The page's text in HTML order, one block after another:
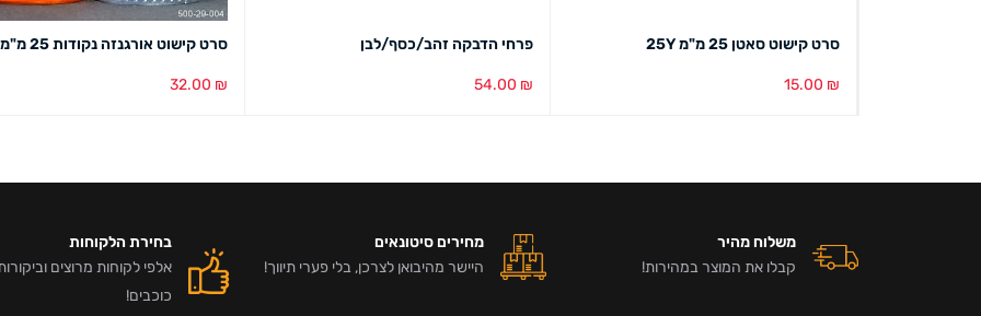
סרט קישוט סאטן 25 מ"מ 25Y
15.00 ₪
פרחי הדבקה זהב/כסף/לבן
54.00 ₪
סרט קישוט אורגנזה נקודות 25 מ"מ
32.00 ₪
משלוח מהיר
קבלו את המוצר במהירות!
מחירים סיטונאים
היישר מהיבואן לצרכן, בלי פערי תיווך!
בחירת הלקוחות
כוכבים!